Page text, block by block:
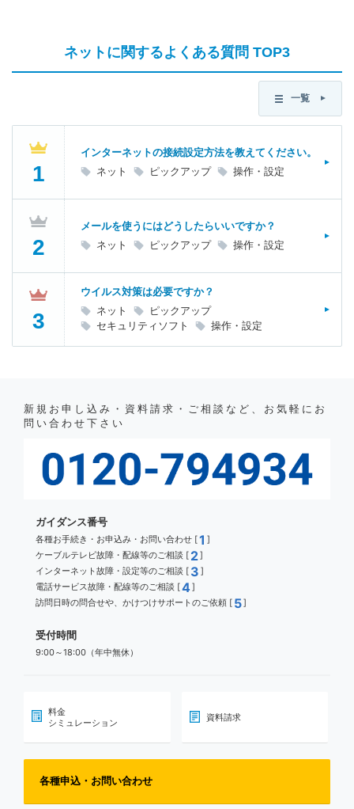
ネットに関するよくある質問 TOP3
一覧
インターネットの接続設定方法を教えてください。
ネット
ピックアップ 操作・設定
メールを使うにはどうしたらいいですか？
ネット
ピックアップ 操作・設定
ウイルス対策は必要ですか？
ネット
ピックアップ
セキュリティソフト
操作・設定
新規お申し込み・資料請求・ご相談など、お気軽にお
問い合わせ下さい
ガイダンス番号
各種お手続き・お申込み・お問い合わせ [1 ]
ケーブルテレビ故障・配線等のご相談 [ 2]
インターネット故障・設定等のご相談 [ 3 ]
電話サービス故障・配線等のご相談 [4]
訪問日時の問合せや、かけつけサポートのご依頼 [ 5]
受付時間
9:00～18:00（年中無休）
料金
シミュレーション
資料請求
各種申込・お問い合わせ